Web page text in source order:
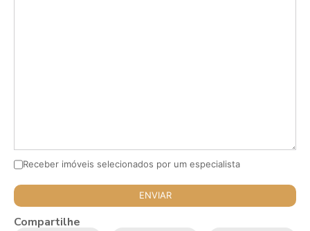
Receber imóveis selecionados por um especialista
Compartilhe